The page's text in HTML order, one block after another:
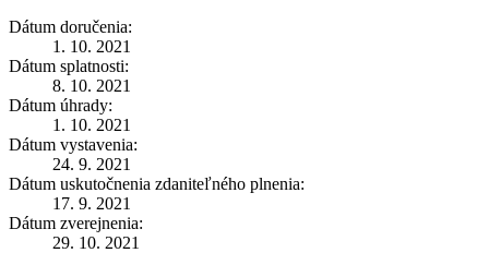
Dátum doručenia:
1. 10. 2021
Dátum splatnosti:
8. 10. 2021
Dátum úhrady:
1. 10. 2021
Dátum vystavenia:
24. 9. 2021
Dátum uskutočnenia zdaniteľného plnenia:
17. 9. 2021
Dátum zverejnenia:
29. 10. 2021